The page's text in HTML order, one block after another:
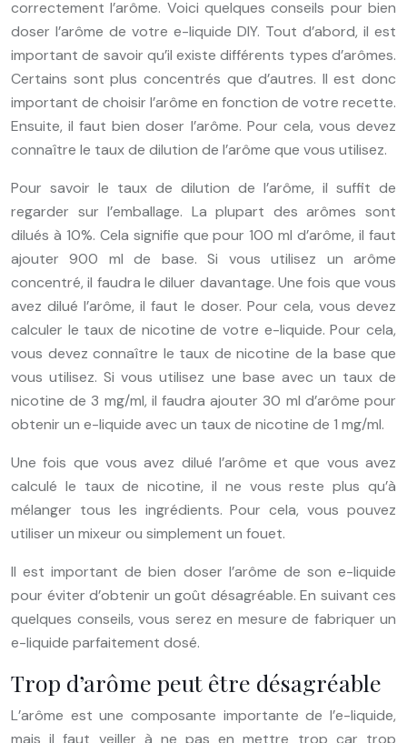
correctement l’arôme. Voici quelques conseils pour bien
doser l’arôme de votre e-liquide DIY. Tout d’abord, il est
important de savoir qu’il existe différents types d’arômes.
Certains sont plus concentrés que d’autres. Il est donc
important de choisir l’arôme en fonction de votre recette.
Ensuite, il faut bien doser l’arôme. Pour cela, vous devez
connaître le taux de dilution de l’arôme que vous utilisez.
Pour savoir le taux de dilution de l’arôme, il suffit de
regarder sur l’emballage. La plupart des arômes sont
dilués à 10%. Cela signifie que pour 100 ml d’arôme, il faut
ajouter 900 ml de base. Si vous utilisez un arôme
concentré, il faudra le diluer davantage. Une fois que vous
avez dilué l’arôme, il faut le doser. Pour cela, vous devez
calculer le taux de nicotine de votre e-liquide. Pour cela,
vous devez connaître le taux de nicotine de la base que
vous utilisez. Si vous utilisez une base avec un taux de
nicotine de 3 mg/ml, il faudra ajouter 30 ml d’arôme pour
obtenir un e-liquide avec un taux de nicotine de 1 mg/ml.
Une fois que vous avez dilué l’arôme et que vous avez
calculé le taux de nicotine, il ne vous reste plus qu’à
mélanger tous les ingrédients. Pour cela, vous pouvez
utiliser un mixeur ou simplement un fouet.
Il est important de bien doser l’arôme de son e-liquide
pour éviter d’obtenir un goût désagréable. En suivant ces
quelques conseils, vous serez en mesure de fabriquer un
e-liquide parfaitement dosé.
Trop d’arôme peut être désagréable
L’arôme est une composante importante de l’e-liquide,